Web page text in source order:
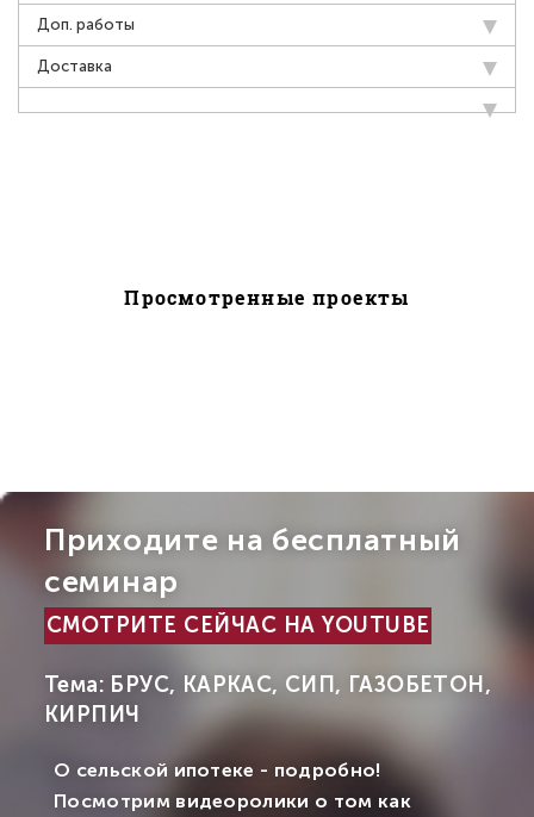
Доп. работы
Доставка
Просмотренные проекты
Приходите на бесплатный
семинар
СМОТРИТЕ СЕЙЧАС НА YOUTUBE
Тема: БРУС, КАРКАС, СИП, ГАЗОБЕТОН,
КИРПИЧ
О сельской ипотеке - подробно!
Посмотрим видеоролики о том как